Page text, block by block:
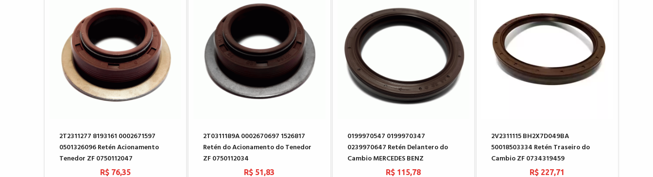
2T2311277 8193161 0002671597
0501326096 Retén Acionamento
Tenedor ZF 0750112047
R$ 76,35
2T0311189A 0002670697 1526817
Retén do Acionamento do Tenedor
ZF 0750112034
R$ 51,83
0199970547 0199970347
0239970647 Retén Delantero do
Cambio MERCEDES BENZ
R$ 115,78
2V2311115 BH2X7D049BA
50018503334 Retén Traseiro do
Cambio ZF 0734319459
R$ 227,71